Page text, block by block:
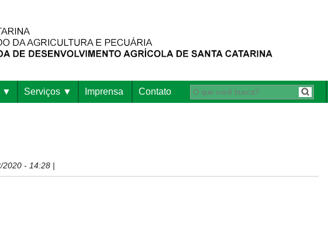
Serviços Imprensa Contato
2020 - 14:28 |